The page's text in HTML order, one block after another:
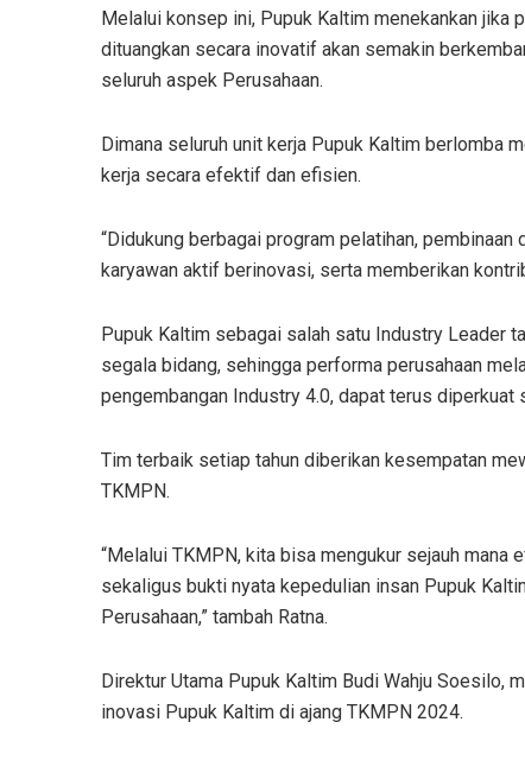
Melalui konsep ini, Pupuk Kaltim menekankan jika
dituangkan secara inovatif akan semakin
seluruh aspek Perusahaan.
Dimana seluruh unit kerja Pupuk Kaltim berlomba
kerja secara efektif dan efisien.
“Didukung berbagai program pelatihan,
karyawan aktif berinovasi, serta memberikan
Pupuk Kaltim sebagai salah satu Industry Leader
segala bidang, sehingga performa perusahaan
pengembangan Industry 4.0, dapat terus diperkuat
Tim terbaik setiap tahun diberikan kesempatan
TKMPN.
“Melalui TKMPN, kita bisa mengukur sejauh
sekaligus bukti nyata kepedulian insan Pupuk
Perusahaan,” tambah Ratna.
Direktur Utama Pupuk Kaltim Budi Wahju Soesilo,
inovasi Pupuk Kaltim di ajang TKMPN 2024.